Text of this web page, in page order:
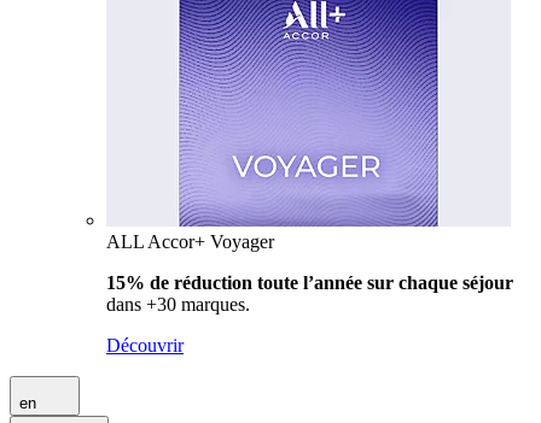
ALL Accor+ Voyager
15% de réduction toute l’année sur chaque séjour
dans +30 marques.
Découvrir
en